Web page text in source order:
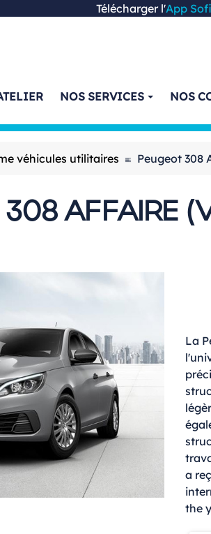
Télécharger l'App
NOS SERVICES NOS
véhicules utilitaires Peugeot 308
AFFAIRE
La
a
the